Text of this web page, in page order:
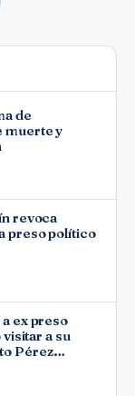
de
muerte y
revoca
preso político
ex preso
a su
Pérez